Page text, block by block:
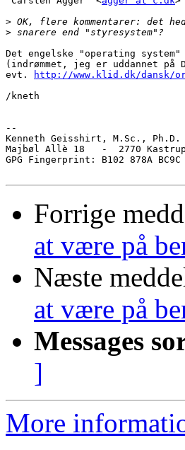
>
>
Det engelske "operating
(indrømmet, jeg er uddannet på
evt.
http://www.klid.dk/
/kneth
--
Kenneth Geisshirt, M.Sc.,
Majbøl Allè 18   -  2770
GPG Fingerprint: B102 878A BC9C
Forrige
at være på
Næste
at være på
Messages
]
More